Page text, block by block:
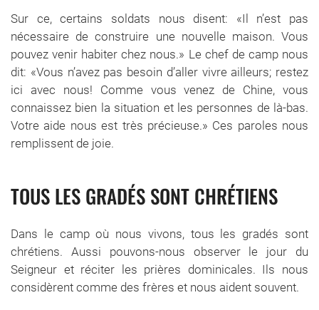
Sur ce, certains soldats nous disent: «Il n’est pas
nécessaire de construire une nouvelle maison. Vous
pouvez venir habiter chez nous.» Le chef de camp nous
dit: «Vous n’avez pas besoin d’aller vivre ailleurs; restez
ici avec nous! Comme vous venez de Chine, vous
connaissez bien la situation et les personnes de là-bas.
Votre aide nous est très précieuse.» Ces paroles nous
remplissent de joie.
TOUS LES GRADÉS SONT CHRÉTIENS
Dans le camp où nous vivons, tous les gradés sont
chrétiens. Aussi pouvons-nous observer le jour du
Seigneur et réciter les prières dominicales. Ils nous
considèrent comme des frères et nous aident souvent.